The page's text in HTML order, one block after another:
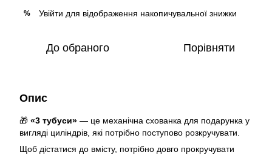
% Увійти для відображення накопичувальної знижки
До обраного Порівняти
Опис
🎁 «3 тубуси» — це механічна схованка для подарунка у
вигляді циліндрів, які потрібно поступово розкручувати.
Щоб дістатися до вмісту, потрібно довго прокручувати